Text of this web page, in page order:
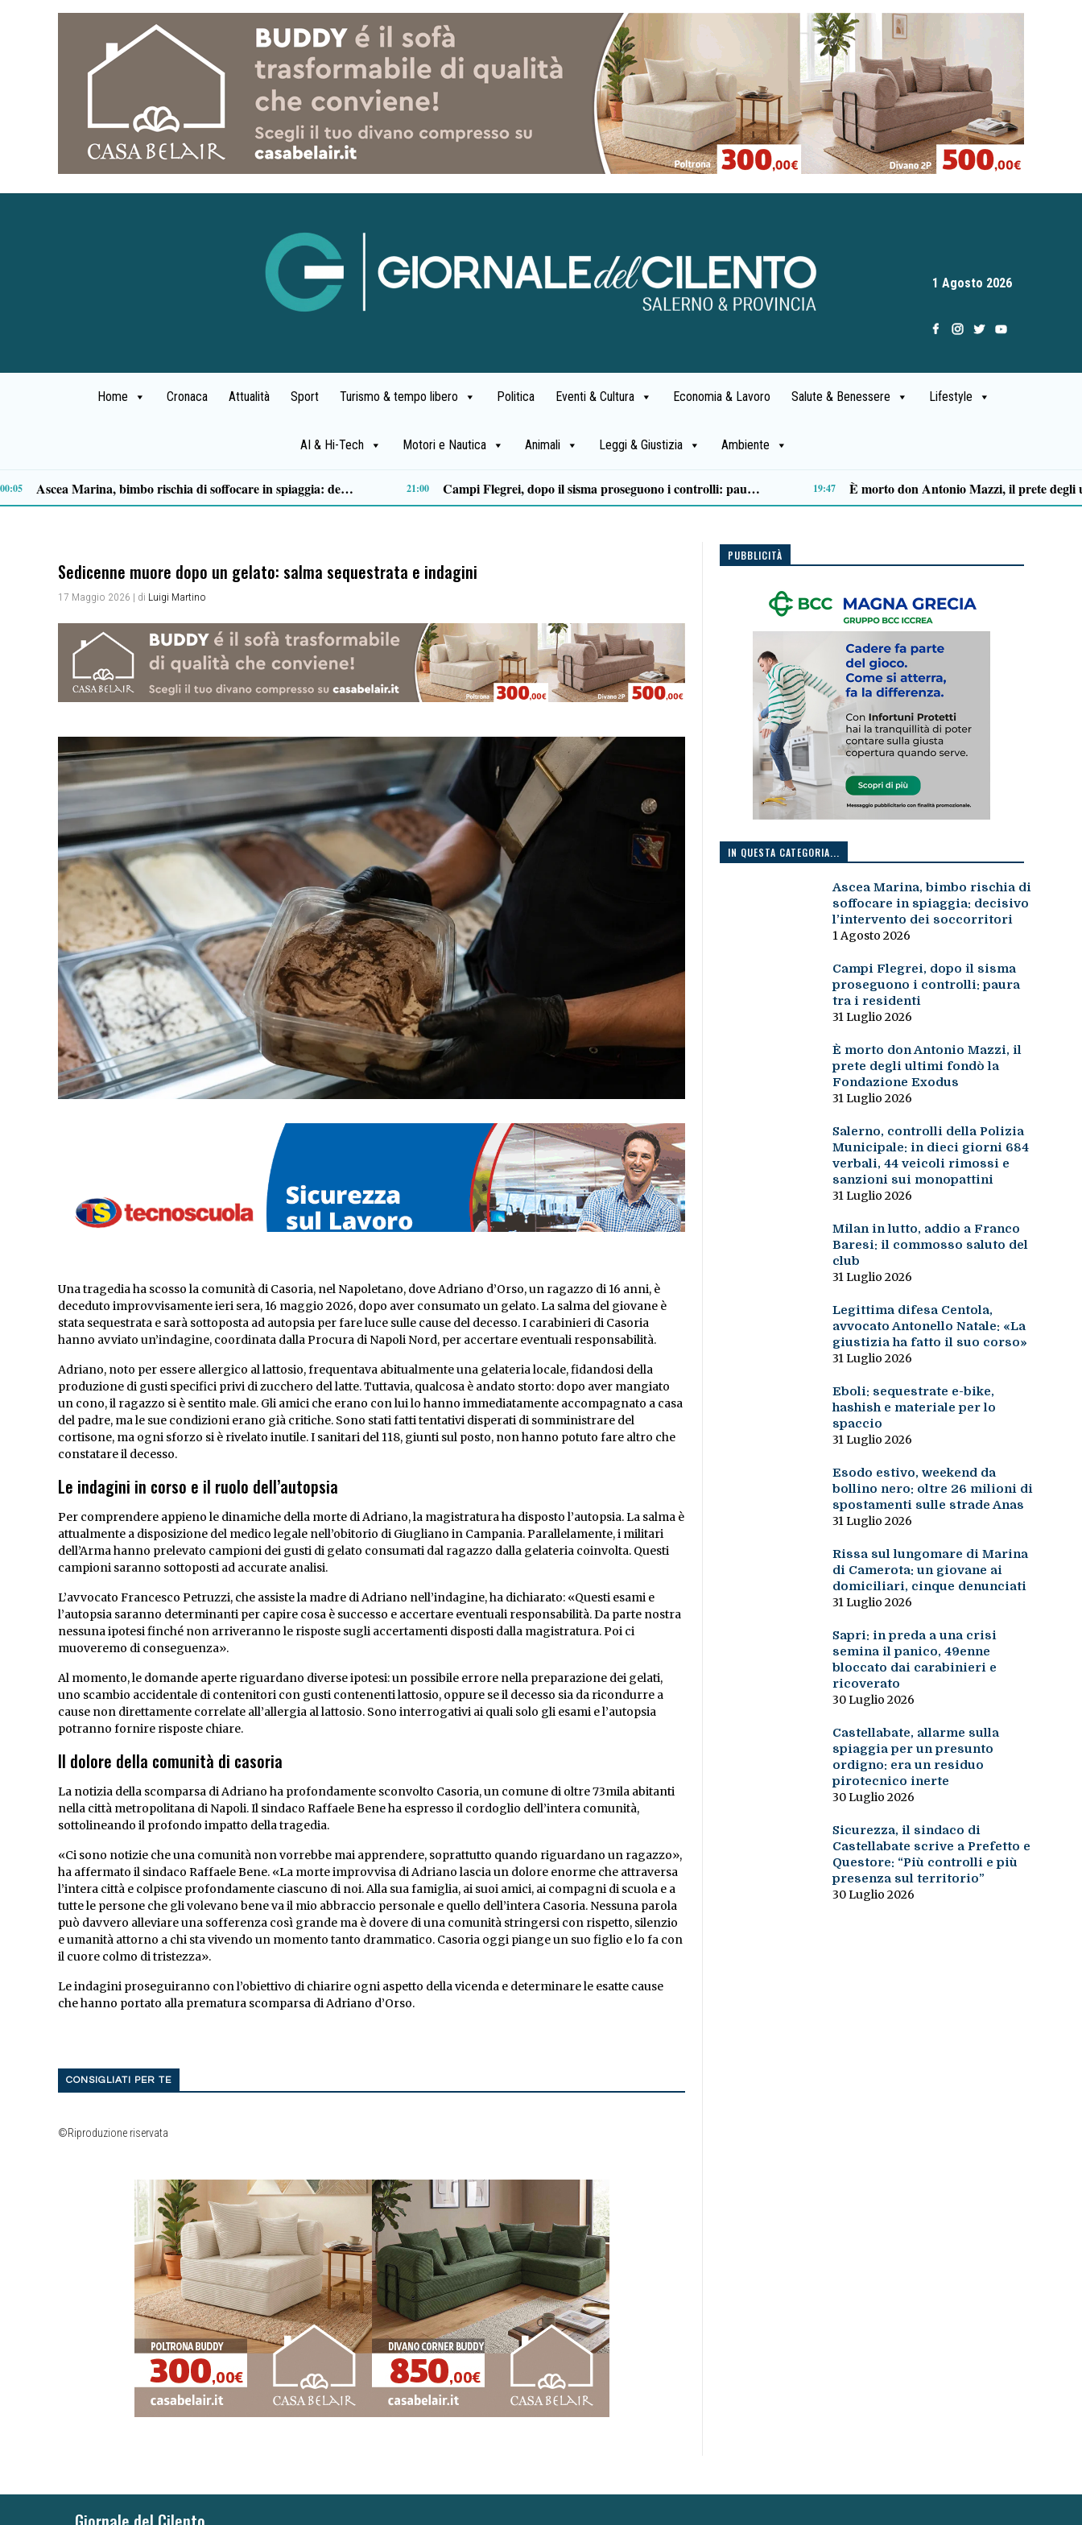
1 Agosto 2026
Home Cronaca Attualità Sport Turismo & tempo libero Politica Eventi & Cultura Economia & Lavoro Salute & Benessere Lifestyle
AI & Hi-Tech Motori e Nautica Animali Leggi & Giustizia Ambiente
13:53 13:32 13:11
Sedicenne muore dopo un gelato: salma sequestrata e indagini
17 Maggio 2026 | di Luigi Martino
Una tragedia ha scosso la comunità di Casoria, nel Napoletano, dove Adriano d’Orso, un ragazzo di 16 anni, è
deceduto improvvisamente ieri sera, 16 maggio 2026, dopo aver consumato un gelato. La salma del giovane è
stata sequestrata e sarà sottoposta ad autopsia per fare luce sulle cause del decesso. I carabinieri di Casoria
hanno avviato un’indagine, coordinata dalla Procura di Napoli Nord, per accertare eventuali responsabilità.
Adriano, noto per essere allergico al lattosio, frequentava abitualmente una gelateria locale, fidandosi della
produzione di gusti specifici privi di zucchero del latte. Tuttavia, qualcosa è andato storto: dopo aver mangiato
un cono, il ragazzo si è sentito male. Gli amici che erano con lui lo hanno immediatamente accompagnato a casa
del padre, ma le sue condizioni erano già critiche. Sono stati fatti tentativi disperati di somministrare del
cortisone, ma ogni sforzo si è rivelato inutile. I sanitari del 118, giunti sul posto, non hanno potuto fare altro che
constatare il decesso.
Le indagini in corso e il ruolo dell’autopsia
Per comprendere appieno le dinamiche della morte di Adriano, la magistratura ha disposto l’autopsia. La salma è
attualmente a disposizione del medico legale nell’obitorio di Giugliano in Campania. Parallelamente, i militari
dell’Arma hanno prelevato campioni dei gusti di gelato consumati dal ragazzo dalla gelateria coinvolta. Questi
campioni saranno sottoposti ad accurate analisi.
L’avvocato Francesco Petruzzi, che assiste la madre di Adriano nell’indagine, ha dichiarato: «Questi esami e
l’autopsia saranno determinanti per capire cosa è successo e accertare eventuali responsabilità. Da parte nostra
nessuna ipotesi finché non arriveranno le risposte sugli accertamenti disposti dalla magistratura. Poi ci
muoveremo di conseguenza».
Al momento, le domande aperte riguardano diverse ipotesi: un possibile errore nella preparazione dei gelati,
uno scambio accidentale di contenitori con gusti contenenti lattosio, oppure se il decesso sia da ricondurre a
cause non direttamente correlate all’allergia al lattosio. Sono interrogativi ai quali solo gli esami e l’autopsia
potranno fornire risposte chiare.
Il dolore della comunità di casoria
La notizia della scomparsa di Adriano ha profondamente sconvolto Casoria, un comune di oltre 73mila abitanti
nella città metropolitana di Napoli. Il sindaco Raffaele Bene ha espresso il cordoglio dell’intera comunità,
sottolineando il profondo impatto della tragedia.
«Ci sono notizie che una comunità non vorrebbe mai apprendere, soprattutto quando riguardano un ragazzo»,
ha affermato il sindaco Raffaele Bene. «La morte improvvisa di Adriano lascia un dolore enorme che attraversa
l’intera città e colpisce profondamente ciascuno di noi. Alla sua famiglia, ai suoi amici, ai compagni di scuola e a
tutte le persone che gli volevano bene va il mio abbraccio personale e quello dell’intera Casoria. Nessuna parola
può davvero alleviare una sofferenza così grande ma è dovere di una comunità stringersi con rispetto, silenzio
e umanità attorno a chi sta vivendo un momento tanto drammatico. Casoria oggi piange un suo figlio e lo fa con
il cuore colmo di tristezza».
Le indagini proseguiranno con l’obiettivo di chiarire ogni aspetto della vicenda e determinare le esatte cause
che hanno portato alla prematura scomparsa di Adriano d’Orso.
CONSIGLIATI PER TE
©Riproduzione riservata
PUBBLICITÀ
IN QUESTA CATEGORIA...
Ascea Marina, bimbo rischia di
soffocare in spiaggia: decisivo
l’intervento dei soccorritori
1 Agosto 2026
Campi Flegrei, dopo il sisma
proseguono i controlli: paura
tra i residenti
31 Luglio 2026
È morto don Antonio Mazzi, il
prete degli ultimi fondò la
Fondazione Exodus
31 Luglio 2026
Salerno, controlli della Polizia
Municipale: in dieci giorni 684
verbali, 44 veicoli rimossi e
sanzioni sui monopattini
31 Luglio 2026
Milan in lutto, addio a Franco
Baresi: il commosso saluto del
club
31 Luglio 2026
Legittima difesa Centola,
avvocato Antonello Natale: «La
giustizia ha fatto il suo corso»
31 Luglio 2026
Eboli: sequestrate e-bike,
hashish e materiale per lo
spaccio
31 Luglio 2026
Esodo estivo, weekend da
bollino nero: oltre 26 milioni di
spostamenti sulle strade Anas
31 Luglio 2026
Rissa sul lungomare di Marina
di Camerota: un giovane ai
domiciliari, cinque denunciati
31 Luglio 2026
Sapri: in preda a una crisi
semina il panico, 49enne
bloccato dai carabinieri e
ricoverato
30 Luglio 2026
Castellabate, allarme sulla
spiaggia per un presunto
ordigno: era un residuo
pirotecnico inerte
30 Luglio 2026
Sicurezza, il sindaco di
Castellabate scrive a Prefetto e
Questore: “Più controlli e più
presenza sul territorio”
30 Luglio 2026